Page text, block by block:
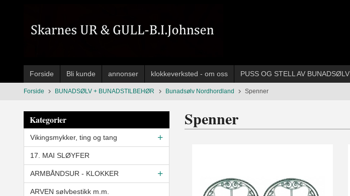
innholdet
Forside Bli kunde annonser klokkeverksted - om oss PUSS OG STELL AV BUNADSØLV
Forside BUNADSØLV + BUNADSTILBEHØR Bunadsølv Nordhordland Spenner
Kategorier
Vikingsmykker, ting og tang
17. MAI SLØYFER
ARMBÅNDSUR - KLOKKER
ARVEN sølvbestikk m.m.
Spenner